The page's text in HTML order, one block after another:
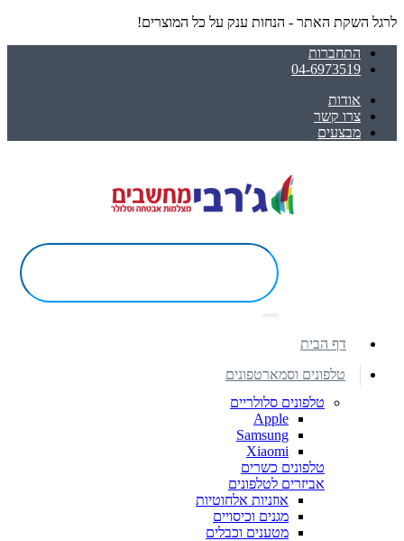
לרגל השקת האתר - הנחות ענק על כל המוצרים!
התחברות
04-6973519
אודות
צרו קשר
מבצעים
דף הבית
טלפונים וסמארטפונים
טלפונים סלולריים
Apple
Samsung
Xiaomi
טלפונים כשרים
אביזרים לטלפונים
אוזניות אלחוטיות
מגנים וכיסויים
מטענים וכבלים